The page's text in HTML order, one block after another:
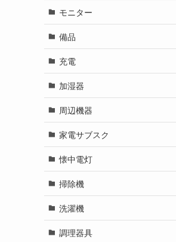
モニター
備品
充電
加湿器
周辺機器
家電サブスク
懐中電灯
掃除機
洗濯機
調理器具